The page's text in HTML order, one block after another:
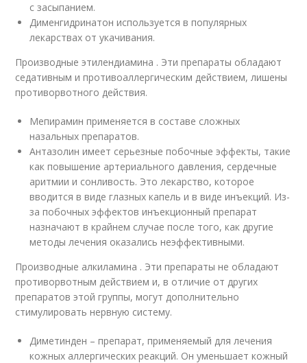
с засыпанием.
Дименгидринатон используется в популярных
лекарствах от укачивания.
Производные этилендиамина . Эти препараты обладают
седативным и противоаллергическим действием, лишены
противорвотного действия.
Мепирамин применяется в составе сложных
назальных препаратов.
Антазолин имеет серьезные побочные эффекты, такие
как повышение артериального давления, сердечные
аритмии и сонливость. Это лекарство, которое
вводится в виде глазных капель и в виде инъекций. Из-
за побочных эффектов инъекционный препарат
назначают в крайнем случае после того, как другие
методы лечения оказались неэффективными.
Производные алкиламина . Эти препараты не обладают
противорвотным действием и, в отличие от других
препаратов этой группы, могут дополнительно
стимулировать нервную систему.
Диметинден – препарат, применяемый для лечения
кожных аллергических реакций. Он уменьшает кожный